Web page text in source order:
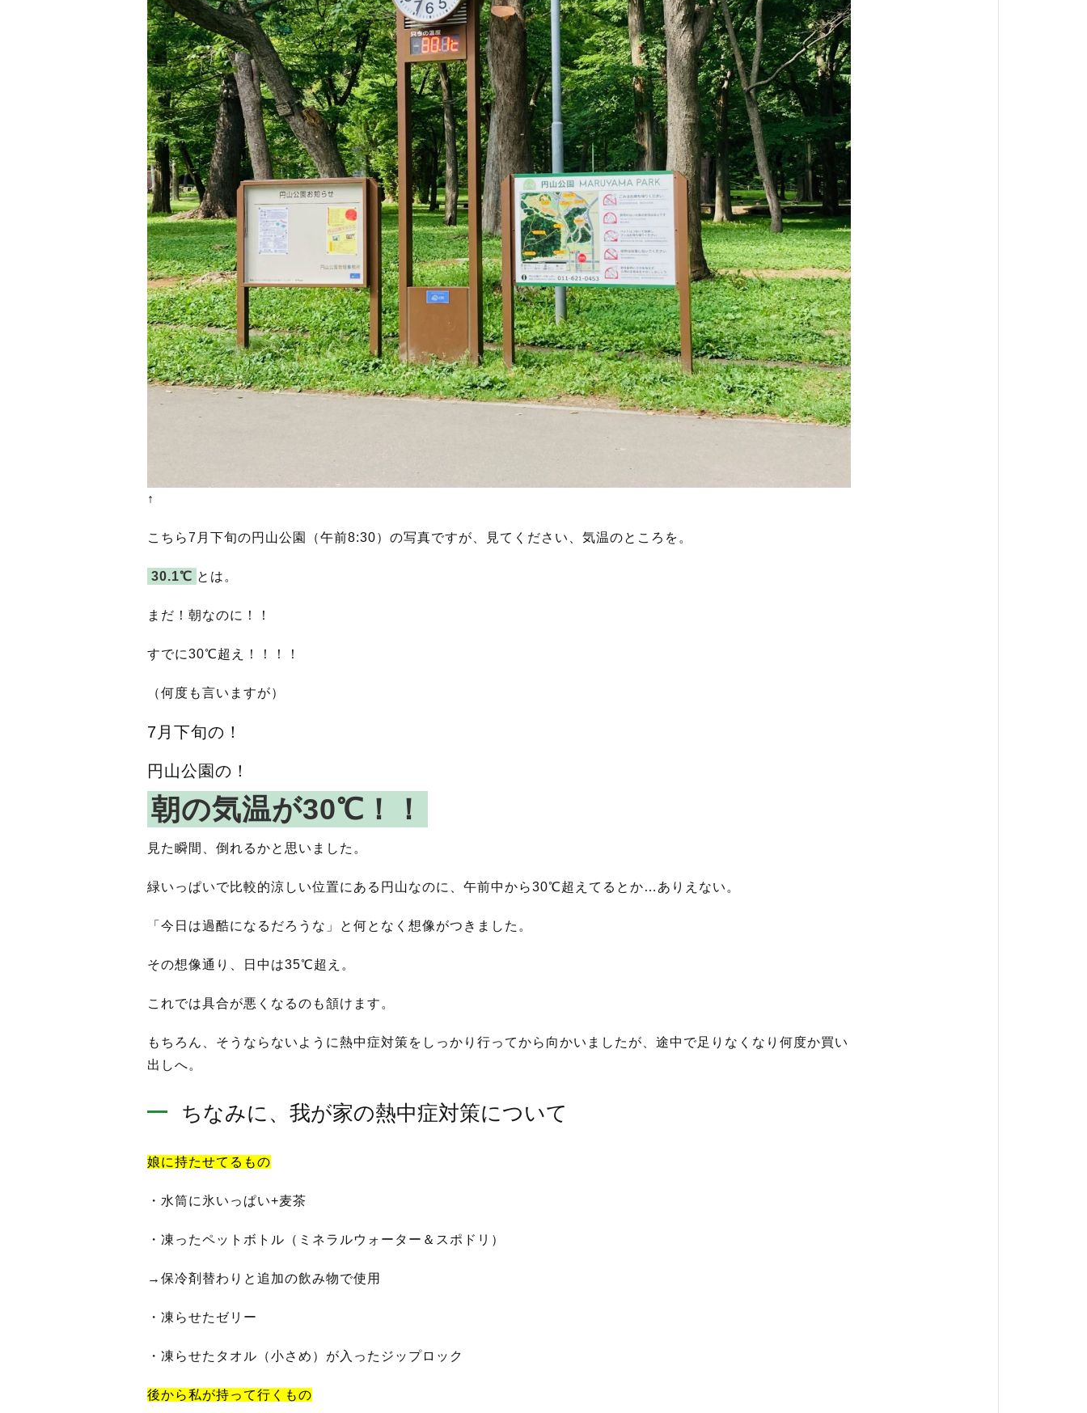
↑
こちら7月下旬の円山公園（午前8:30）の写真ですが、見てください、気温のところを。
30.1℃ とは。
まだ！朝なのに！！
すでに30℃超え！！！！
（何度も言いますが）
7月下旬の！
円山公園の！
朝の気温が30℃！！
見た瞬間、倒れるかと思いました。
緑いっぱいで比較的涼しい位置にある円山なのに、午前中から30℃超えてるとか…ありえない。
「今日は過酷になるだろうな」と何となく想像がつきました。
その想像通り、日中は35℃超え。
これでは具合が悪くなるのも頷けます。
もちろん、そうならないように熱中症対策をしっかり行ってから向かいましたが、途中で足りなくなり何度か買い
出しへ。
ちなみに、我が家の熱中症対策について
娘に持たせてるもの
・水筒に氷いっぱい+麦茶
・凍ったペットボトル（ミネラルウォーター＆スポドリ）
→保冷剤替わりと追加の飲み物で使用
・凍らせたゼリー
・凍らせたタオル（小さめ）が入ったジップロック
後から私が持って行くもの